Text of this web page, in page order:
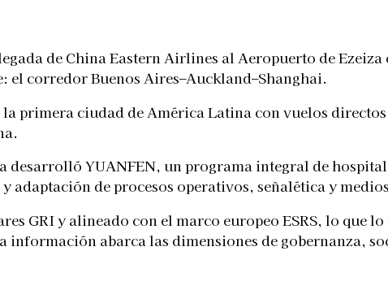
de China Eastern Airlines al Aeropuerto de
el corredor Buenos Aires–Auckland–Shanghai.
primera ciudad de América Latina con vuelos
desarrolló YUANFEN, un programa integral de
de procesos operativos, señalética y
GRI y alineado con el marco europeo ESRS, lo que
información abarca las dimensiones de gobernanza,